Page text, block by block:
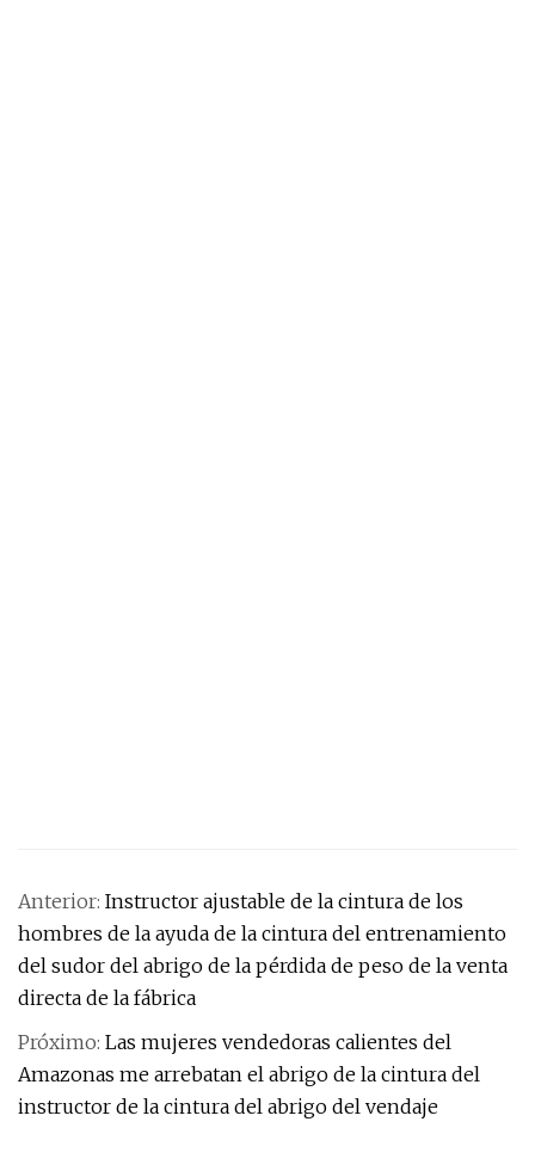
Anterior: Instructor ajustable de la cintura de los
hombres de la ayuda de la cintura del entrenamiento
del sudor del abrigo de la pérdida de peso de la venta
directa de la fábrica
Próximo: Las mujeres vendedoras calientes del
Amazonas me arrebatan el abrigo de la cintura del
instructor de la cintura del abrigo del vendaje